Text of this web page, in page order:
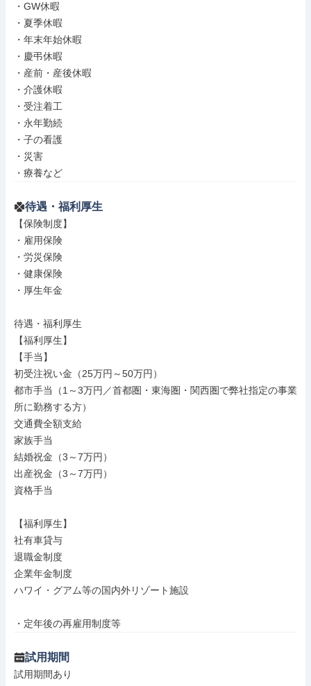
・GW休暇
・夏季休暇
・年末年始休暇
・慶弔休暇
・産前・産後休暇
・介護休暇
・受注着工
・永年勤続
・子の看護
・災害
・療養など
待遇・福利厚生
【保険制度】
・雇用保険
・労災保険
・健康保険
・厚生年金
待遇・福利厚生
【福利厚生】
【手当】
初受注祝い金（25万円～50万円）
都市手当（1～3万円／首都圏・東海圏・関西圏で弊社指定の事業
所に勤務する方）
交通費全額支給
家族手当
結婚祝金（3～7万円）
出産祝金（3～7万円）
資格手当
【福利厚生】
社有車貸与
退職金制度
企業年金制度
ハワイ・グアム等の国内外リゾート施設
・定年後の再雇用制度等
試用期間
試用期間あり